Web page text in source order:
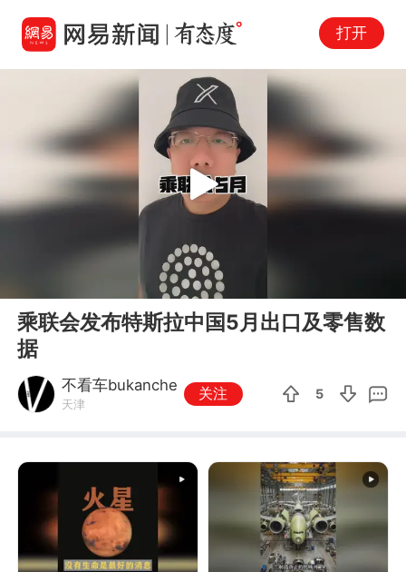
打开
Play
乘联会发布特斯拉中国5月出口及零售数
据
不看车bukanche
天津
关注 5